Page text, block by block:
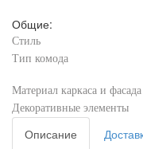
Общие:
Стиль
Тип комода
Материал каркаса и фасада
Декоративные элементы
Описание